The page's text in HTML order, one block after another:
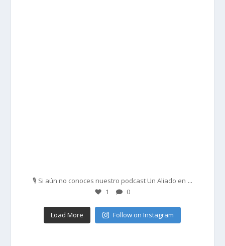
🎙️ Si aún no conoces nuestro podcast Un Aliado en ...
1 0
Load More Follow on Instagram